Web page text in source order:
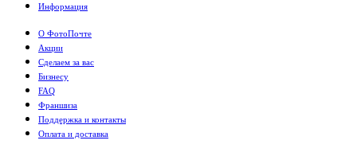
Информация
О ФотоПочте
Акции
Сделаем за вас
Бизнесу
FAQ
Франшиза
Поддержка и контакты
Оплата и доставка